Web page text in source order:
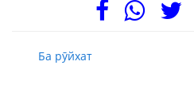
Ба рӯйхат